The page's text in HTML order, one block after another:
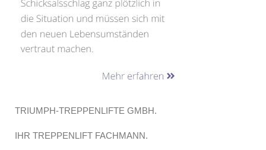
TRIUMPH-TREPPENLIFTE GMBH.
IHR TREPPENLIFT FACHMANN.